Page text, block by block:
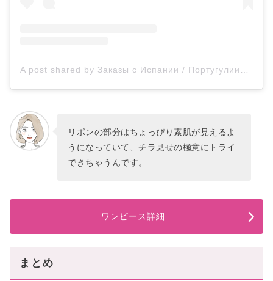
リボンの部分はちょっぴり素肌が見えるよ
うになっていて、チラ見せの極意にトライ
できちゃうんです。
ワンピース詳細
まとめ